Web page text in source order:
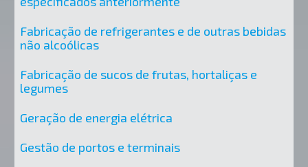
Fabricação de refrigerantes e de outras bebidas
não alcoólicas
Fabricação de sucos de frutas, hortaliças e
legumes
Geração de energia elétrica
Gestão de portos e terminais